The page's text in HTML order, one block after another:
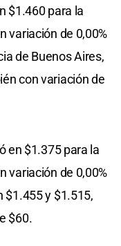
$1.460 para la
variación de 0,00%
de Buenos Aires,
con variación de
en $1.375 para la
variación de 0,00%
$1.455 y $1.515,
$60.